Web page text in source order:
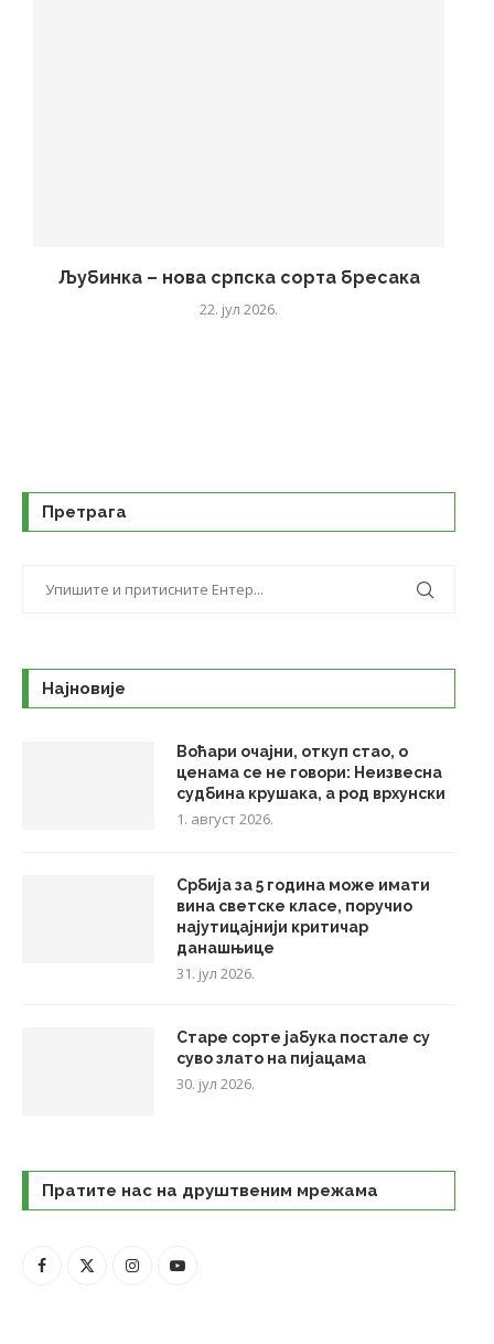
Љубинка – нова српска сорта бресака
22. јул 2026.
Претрага
Најновије
Воћари очајни, откуп стао, о
ценама се не говори: Неизвесна
судбина крушака, а род врхунски
1. август 2026.
Србија за 5 година може имати
вина светске класе, поручио
најутицајнији критичар
данашњице
31. јул 2026.
Старе сорте јабука постале су
суво злато на пијацама
30. јул 2026.
Пратите нас на друштвеним мрежама